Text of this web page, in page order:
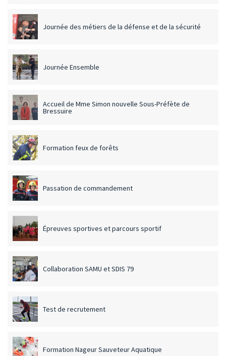
Journée des métiers de la défense et de la sécurité
Journée Ensemble
Accueil de Mme Simon nouvelle Sous-Préfète de
Bressuire
Formation feux de forêts
Passation de commandement
Épreuves sportives et parcours sportif
Collaboration SAMU et SDIS 79
Test de recrutement
Formation Nageur Sauveteur Aquatique